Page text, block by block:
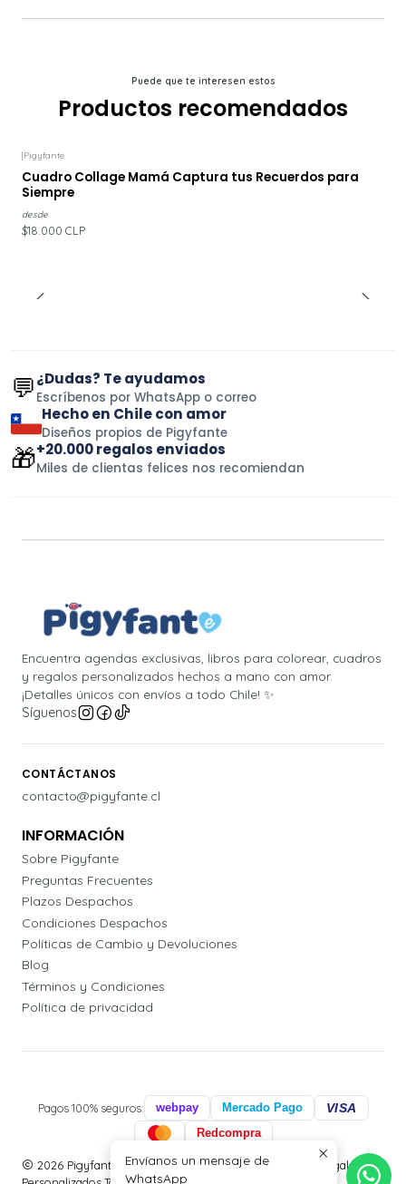
Puede que te interesen estos
Productos recomendados
|Pigyfante
Cuadro Collage Mamá Captura tus Recuerdos para
Siempre
desde
$18.000 CLP
💬¿Dudas? Te ayudamos
Escríbenos por WhatsApp o correo
Hecho en Chile con amor
Diseños propios de Pigyfante
🎁+20.000 regalos enviados
Miles de clientas felices nos recomiendan
Encuentra agendas exclusivas, libros para colorear, cuadros
y regalos personalizados hechos a mano con amor.
¡Detalles únicos con envíos a todo Chile! ✨
Síguenos
CONTÁCTANOS
contacto@pigyfante.cl
INFORMACIÓN
Sobre Pigyfante
Preguntas Frecuentes
Plazos Despachos
Condiciones Despachos
Políticas de Cambio y Devoluciones
Blog
Términos y Condiciones
Política de privacidad
Pagos 100% seguros: webpay Mercado Pago VISA
Redcompra
2026 Pigyfante | Papelería, Agendas Profesionales y Regalos
Envíanos un mensaje de
WhatsApp